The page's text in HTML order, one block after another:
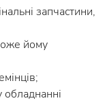
запчастини,
йому
обладнанні